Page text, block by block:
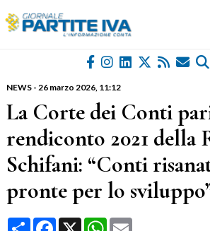
NEWS- 26 marzo 2026, 11:12
La Corte dei Conti
rendiconto 2021 della
Schifani: “Conti
pronte per lo
CondividiFacebook
X WhatsApp
Email